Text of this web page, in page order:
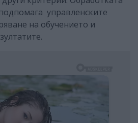
управленските
на обучението и